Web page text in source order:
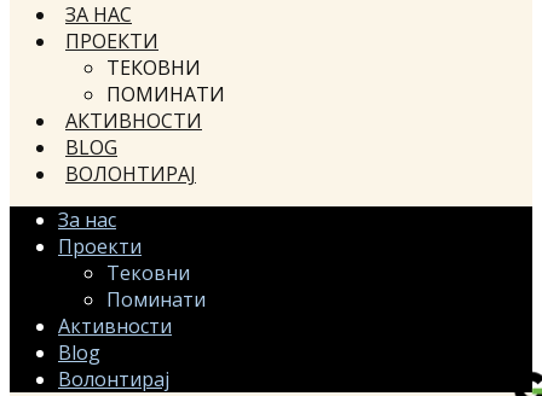
ЗА НАС
ПРОЕКТИ
ТЕКОВНИ
ПОМИНАТИ
АКТИВНОСТИ
BLOG
ВОЛОНТИРАЈ
За нас
Проекти
Тековни
Поминати
Активности
Blog
Волонтирај